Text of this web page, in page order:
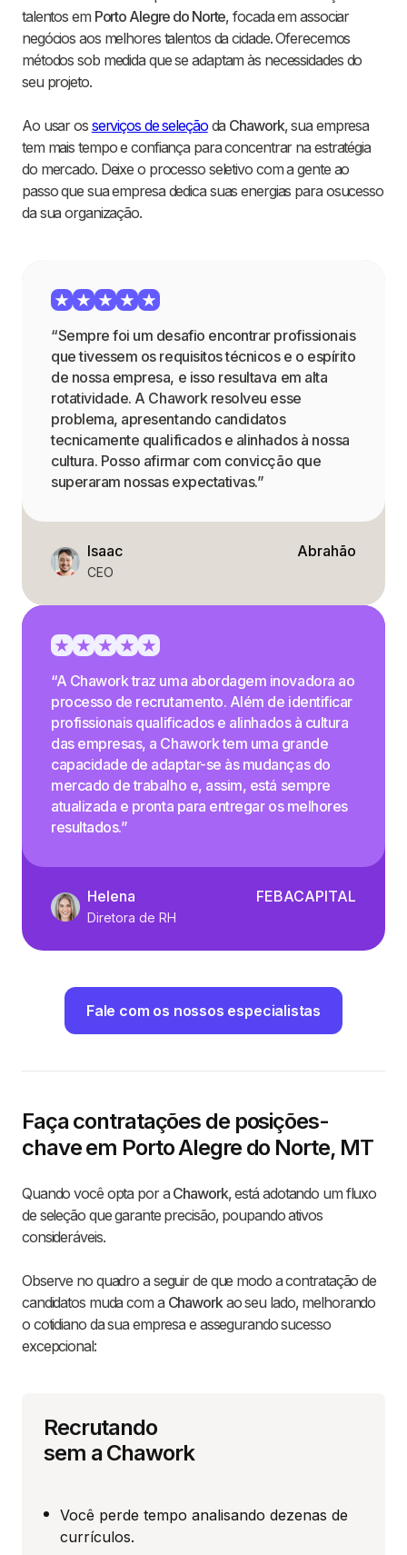
talentos em Porto Alegre do Norte, focada em associar
negócios aos melhores talentos da cidade. Oferecemos
métodos sob medida que se adaptam às necessidades do
seu projeto.
Ao usar os serviços de seleçãoda Chawork, sua empresa
tem mais tempo e confiança para concentrar na estratégia
do mercado. Deixe o processo seletivo com a gente ao
passo que sua empresa dedica suas energias para osucesso
da sua organização.
“Sempre foi um desafio encontrar profissionais
que tivessem os requisitos técnicos e o espírito
de nossa empresa, e isso resultava em alta
rotatividade. A Chawork resolveu esse
problema, apresentando candidatos
tecnicamente qualificados e alinhados à nossa
cultura. Posso afirmar com convicção que
superaram nossas expectativas.”
Isaac
CEO
Abrahão
“A Chawork traz uma abordagem inovadora ao
processo de recrutamento. Além de identificar
profissionais qualificados e alinhados à cultura
das empresas, a Chawork tem uma grande
capacidade de adaptar-se às mudanças do
mercado de trabalho e, assim, está sempre
atualizada e pronta para entregar os melhores
resultados.”
Helena
Diretora de RH
FEBACAPITAL
Fale com os nossos especialistas
Faça contratações de posições-
chave em Porto Alegre do Norte, MT
Quando você opta por a Chawork, está adotando um fluxo
de seleção que garante precisão, poupando ativos
consideráveis.
Observe no quadro a seguir de que modo a contratação de
candidatos muda com a Chaworkao seu lado, melhorando
o cotidiano da sua empresa e assegurando sucesso
excepcional:
Recrutando
sem a Chawork
Você perde tempo analisando dezenas de
currículos.